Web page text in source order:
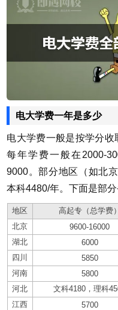
电大学费一年是多少
电大学费一般是按学分
每年学费一般在2000-
9000。部分地区（如北
本科4480/年。下面是部
地区 高起专（总学费）
北京
9600-16000
湖北
6000
四川
5850
河南
5800
河北
文科4180，理科
江西
5700